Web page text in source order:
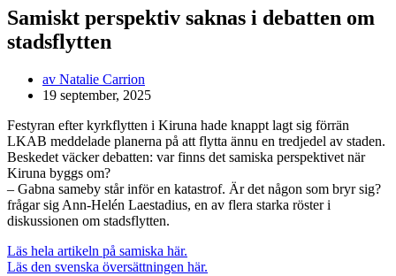
Samiskt perspektiv saknas i debatten om
stadsflytten
av Natalie Carrion
19 september, 2025
Festyran efter kyrkflytten i Kiruna hade knappt lagt sig förrän
LKAB meddelade planerna på att flytta ännu en tredjedel av staden.
Beskedet väcker debatten: var finns det samiska perspektivet när
Kiruna byggs om?
– Gabna sameby står inför en katastrof. Är det någon som bryr sig?
frågar sig Ann-Helén Laestadius, en av flera starka röster i
diskussionen om stadsflytten.
Läs hela artikeln på samiska här.
Läs den svenska översättningen här.